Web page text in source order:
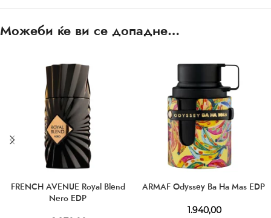
Можеби ќе ви се допадне…
FRENCH AVENUE Royal Blend
Nero EDP
ARMAF Odyssey Ba Ha Mas EDP
1.940,00